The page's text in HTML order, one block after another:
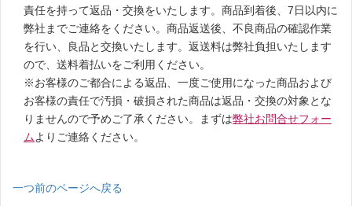
責任を持って返品・交換をいたします。商品到着後、7日以内に
弊社までご連絡をください。商品返送後、不良商品の確認作業
を行い、良品と交換いたします。返送料は弊社負担いたします
ので、送料着払いをご利用ください。
お客様のご都合による返品、一度ご使用になった商品および
お客様の責任で汚損・破損された商品は返品・交換の対象とな
りませんので予めご了承ください。まずは弊社お問合せフォー
ムよりご連絡ください。
一つ前のページへ戻る